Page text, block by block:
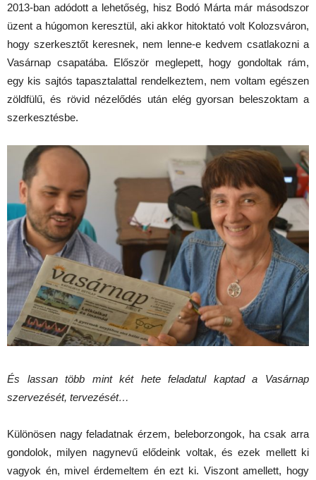
2013-ban adódott a lehetőség, hisz Bodó Márta már másodszor
üzent a húgomon keresztül, aki akkor hitoktató volt Kolozsváron,
hogy szerkesztőt keresnek, nem lenne-e kedvem csatlakozni a
Vasárnap csapatába. Először meglepett, hogy gondoltak rám,
egy kis sajtós tapasztalattal rendelkeztem, nem voltam egészen
zöldfülű, és rövid nézelődés után elég gyorsan beleszoktam a
szerkesztésbe.
És lassan több mint két hete feladatul kaptad a Vasárnap
szervezését, tervezését…
Különösen nagy feladatnak érzem, beleborzongok, ha csak arra
gondolok, milyen nagynevű elődeink voltak, és ezek mellett ki
vagyok én, mivel érdemeltem én ezt ki. Viszont amellett, hogy